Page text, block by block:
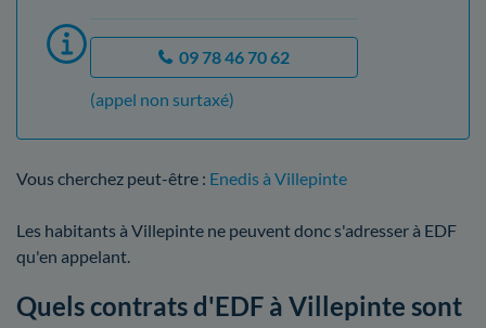
09 78 46 70 62
(appel non surtaxé)
Vous cherchez peut-être : Enedis à Villepinte
Les habitants à Villepinte ne peuvent donc s'adresser à EDF
qu'en appelant.
Quels contrats d'EDF à Villepinte sont